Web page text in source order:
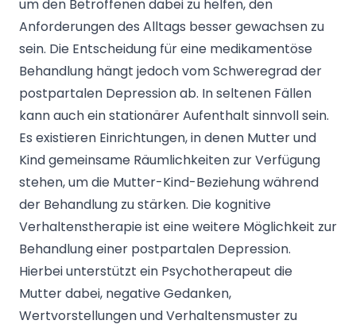
um den Betroffenen dabei zu helfen, den
Anforderungen des Alltags besser gewachsen zu
sein. Die Entscheidung für eine medikamentöse
Behandlung hängt jedoch vom Schweregrad der
postpartalen Depression ab. In seltenen Fällen
kann auch ein stationärer Aufenthalt sinnvoll sein.
Es existieren Einrichtungen, in denen Mutter und
Kind gemeinsame Räumlichkeiten zur Verfügung
stehen, um die Mutter-Kind-Beziehung während
der Behandlung zu stärken. Die kognitive
Verhaltenstherapie ist eine weitere Möglichkeit zur
Behandlung einer postpartalen Depression.
Hierbei unterstützt ein Psychotherapeut die
Mutter dabei, negative Gedanken,
Wertvorstellungen und Verhaltensmuster zu